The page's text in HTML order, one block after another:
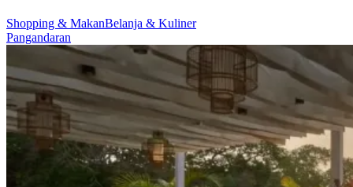
Shopping & MakanBelanja & Kuliner
Pangandaran